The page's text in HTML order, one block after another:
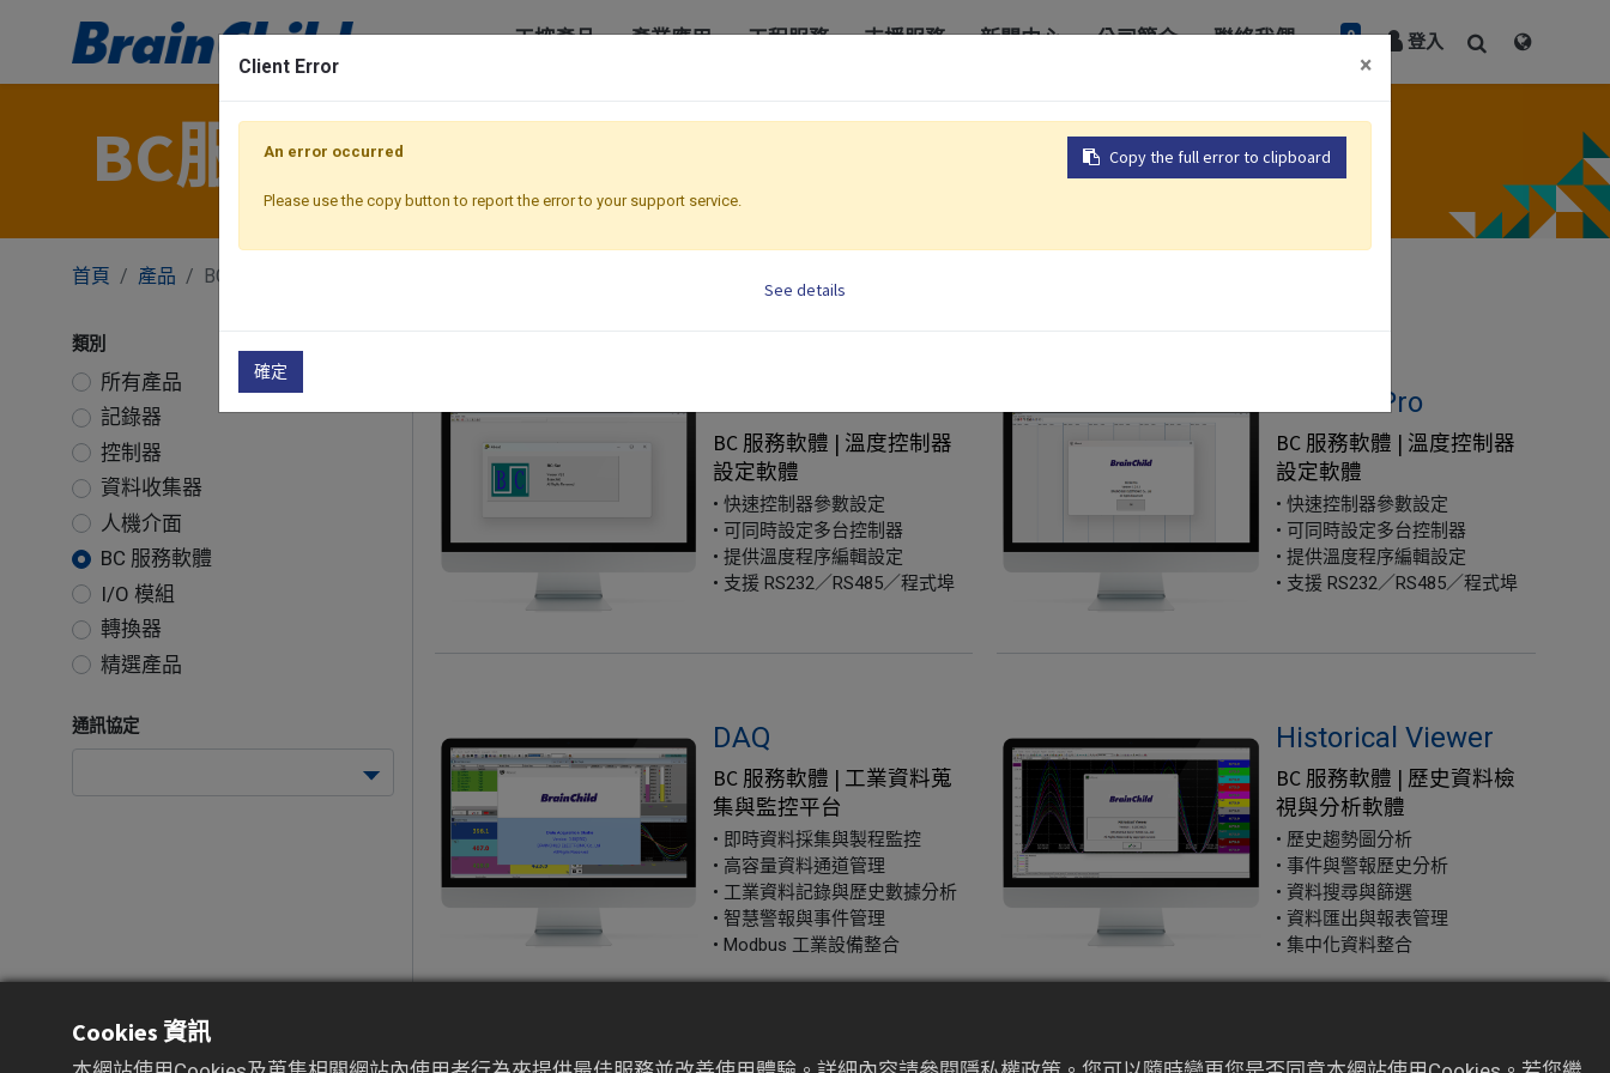
工控產品 產業應用 工程服務 支援服務 新聞中心 公司簡介 聯絡我們 0 登入
BC服務軟體
首頁 產品 BC 服務軟體
類別
所有產品
記錄器
控制器
資料收集器
人機介面
BC 服務軟體
I/O 模組
轉換器
精選產品
通訊協定
BC 服務軟體 | 溫度控制器
設定軟體
• 快速控制器參數設定
• 可同時設定多台控制器
• 提供溫度程序編輯設定
• 支援 RS232／RS485／程式埠
BC 服務軟體 | 溫度控制器
設定軟體
BC-SET Pro
• 快速控制器參數設定
• 可同時設定多台控制器
• 提供溫度程序編輯設定
• 支援 RS232／RS485／程式埠
BC 服務軟體 | 工業資料蒐
集與監控平台
DAQ
• 即時資料採集與製程監控
• 高容量資料通道管理
• 工業資料記錄與歷史數據分析
• 智慧警報與事件管理
• Modbus 工業設備整合
BC 服務軟體 | 歷史資料檢
視與分析軟體
Historical Viewer
• 歷史趨勢圖分析
• 事件與警報歷史分析
• 資料搜尋與篩選
• 資料匯出與報表管理
• 集中化資料整合
Cookies 資訊
Client Error ×
Copy the full error to clipboard
An error occurred
Please use the copy button to report the error to your support service.
See details
確定